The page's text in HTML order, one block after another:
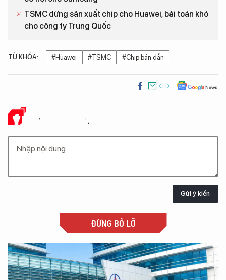
TSMC dừng sản xuất chip cho Huawei, bài toán khó
cho công ty Trung Quốc
TỪ KHÓA: #Huawei #TSMC #Chip bán dẫn
Ý KIẾN CỦA BẠN
Gửi ý kiến
ĐỪNG BỎ LỠ